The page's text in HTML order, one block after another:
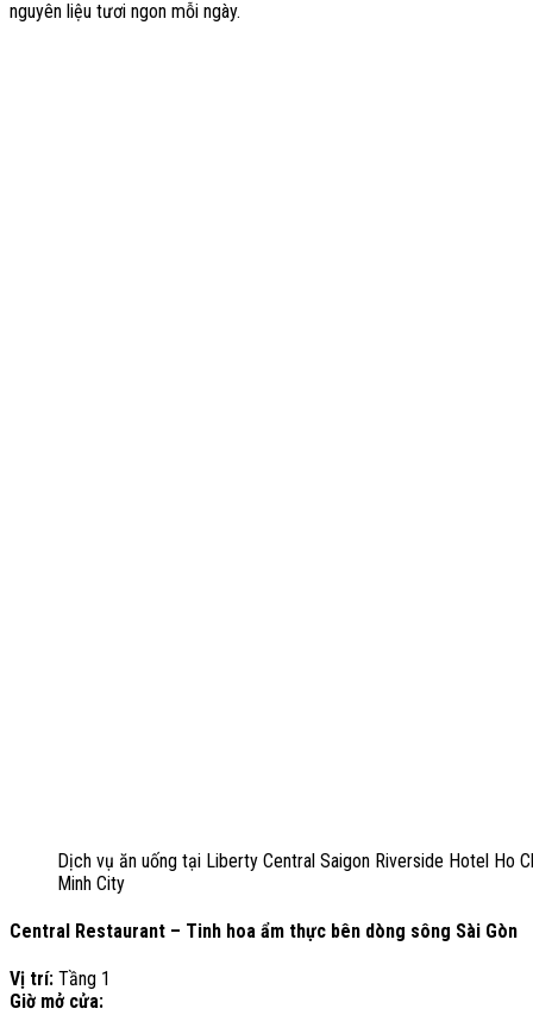
nguyên liệu tươi ngon mỗi ngày.
Dịch vụ ăn uống tại Liberty Central Saigon Riverside Hotel Ho
Minh City
Central Restaurant – Tinh hoa ẩm thực bên dòng sông Sài Gòn
Vị trí: Tầng 1
Giờ mở cửa: